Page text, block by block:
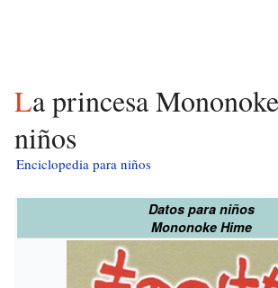
La princesa Mononoke para
niños
Enciclopedia para niños
Datos para niños
Mononoke Hime